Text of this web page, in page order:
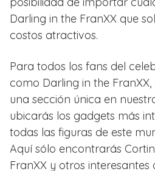
Darling in the FranXX que
costos atractivos.
Para todos los fans del
como Darling in the
una sección única en
ubicarás los gadgets más
todas las figuras de este
Aquí sólo encontrarás
FranXX y otros interesantes